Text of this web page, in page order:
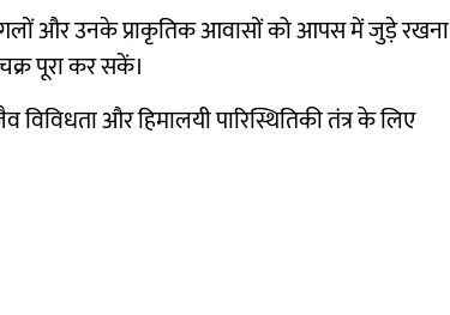
और उनके प्राकृतिक आवासों को आपस में जुड़े रखना
पूरा कर सकें।
और हिमालयी पारिस्थितिकी तंत्र के लिए